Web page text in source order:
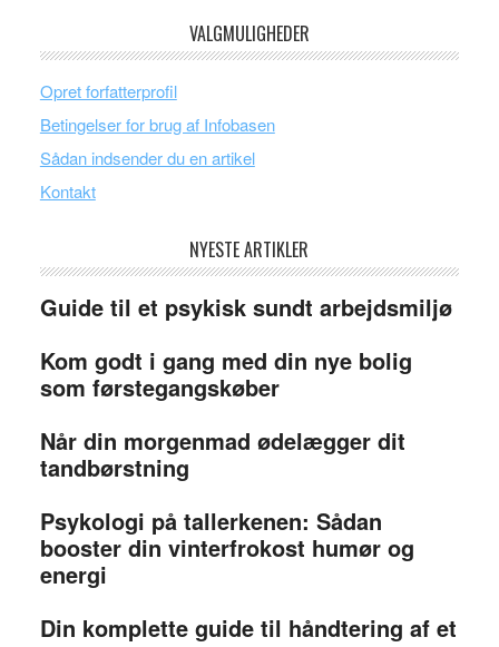
VALGMULIGHEDER
Opret forfatterprofil
Betingelser for brug af Infobasen
Sådan indsender du en artikel
Kontakt
NYESTE ARTIKLER
Guide til et psykisk sundt arbejdsmiljø
Kom godt i gang med din nye bolig
som førstegangskøber
Når din morgenmad ødelægger dit
tandbørstning
Psykologi på tallerkenen: Sådan
booster din vinterfrokost humør og
energi
Din komplette guide til håndtering af et